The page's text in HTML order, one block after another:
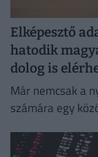
Elképesztő
hatodik
dolog is
Már nemcsak a
számára egy